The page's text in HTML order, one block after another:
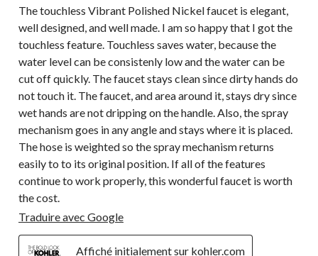
The touchless Vibrant Polished Nickel faucet is elegant,
well designed, and well made. I am so happy that I got the
touchless feature. Touchless saves water, because the
water level can be consistenly low and the water can be
cut off quickly. The faucet stays clean since dirty hands do
not touch it. The faucet, and area around it, stays dry since
wet hands are not dripping on the handle. Also, the spray
mechanism goes in any angle and stays where it is placed.
The hose is weighted so the spray mechanism returns
easily to to its original position. If all of the features
continue to work properly, this wonderful faucet is worth
the cost.
Traduire avec Google
Affiché initialement sur kohler.com